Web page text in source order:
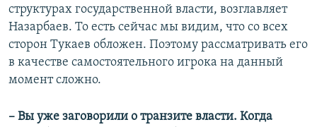
структурах государственной власти, возглавляет
Назарбаев. То есть сейчас мы видим, что со всех
сторон Тукаев обложен. Поэтому рассматривать его
в качестве самостоятельного игрока на данный
момент сложно.
– Вы уже заговорили о транзите власти. Когда